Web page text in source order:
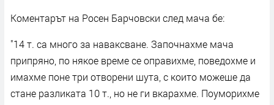
Коментарът на Росен Барчовски след мача бе:
"14 т. са много за наваксване. Започнахме мача
припряно, по някое време се оправихме, поведохме и
имахме поне три отворени шута, с които можеше да
стане разликата 10 т., но не ги вкарахме. Поуморихме